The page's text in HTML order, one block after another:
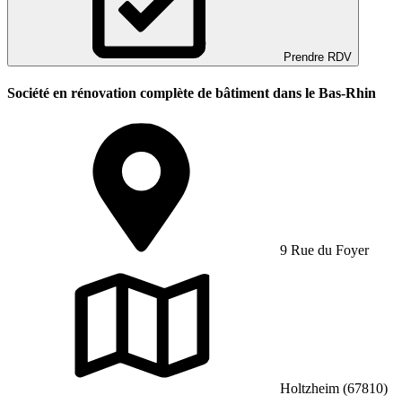
Prendre RDV
Société en rénovation complète de bâtiment dans le Bas-Rhin
9 Rue du Foyer
Holtzheim (67810)